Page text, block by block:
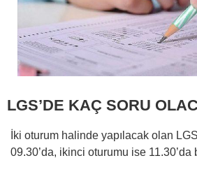
LGS’DE KAÇ SORU
İki oturum halinde yapılacak olan
09.30’da, ikinci oturumu ise 11.30’da